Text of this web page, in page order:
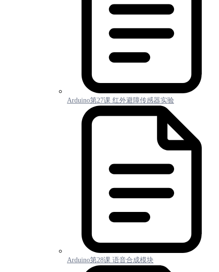
Arduino第27课 红外避障传感器实验
Arduino第28课 语音合成模块